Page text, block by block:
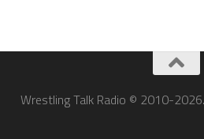
Wrestling Talk Radio © 2010-